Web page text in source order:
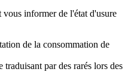
informer de l'état d'usure
de la consommation de
traduisant par des rarés lors des